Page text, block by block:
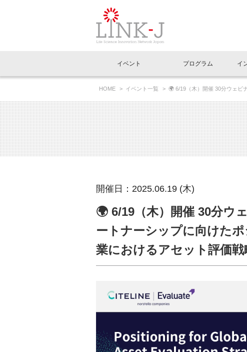
イベントお知らせメール登録
イベント
イベント一覧
LINK-J主催・共催 特別会員開
LINK-J協賛・協力 出展・参加
プログラム
Out of Box相談室
イ
インタビュー・コラム一覧
スペシャルインタビュー
連載コラム
ニュース一覧
トピック プレスリリ
メディア情報 海外関連
協賛・協力
理事長挨拶
国内外連携
組織概要
特別会員一覧
専用メニューはこちら
ラウンジ・会議室
アクセス
HOME イベント一覧
🌍 6/19（木）開催 30分ウェビ
開催日：2025.06.19 (木)
🌍 6/19（木）開催 30分ウ
ートナーシップに向けた
業におけるアセット評価戦